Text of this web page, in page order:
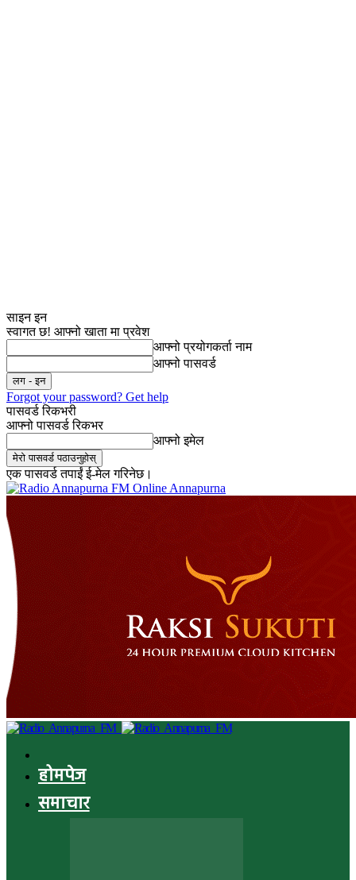
साइन इन
स्वागत छ! आफ्नो खाता मा प्रवेश
आफ्नो प्रयोगकर्ता नाम
आफ्नो पासवर्ड
Forgot your password? Get help
पासवर्ड रिकभरी
आफ्नो पासवर्ड रिकभर
आफ्नो इमेल
एक पासवर्ड तपाईं ई-मेल गरिनेछ।
Online Annapurna
होमपेज
समाचार